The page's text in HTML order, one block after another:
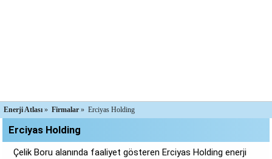
Enerji Atlası » Firmalar » Erciyas Holding
Erciyas Holding
Çelik Boru alanında faaliyet gösteren Erciyas Holding enerji